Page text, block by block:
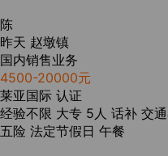
陈
昨天 赵墩镇
国内销售业务
4500-20000元
莱亚国际 认证
经验不限 大专 5人 话补 交
五险 法定节假日 午餐